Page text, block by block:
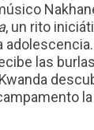
, un rito
las